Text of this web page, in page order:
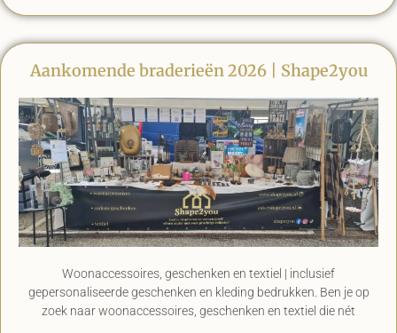
Aankomende braderieën 2026 | Shape2you
Woonaccessoires, geschenken en textiel | inclusief
gepersonaliseerde geschenken en kleding bedrukken. Ben je op
zoek naar woonaccessoires, geschenken en textiel die nét